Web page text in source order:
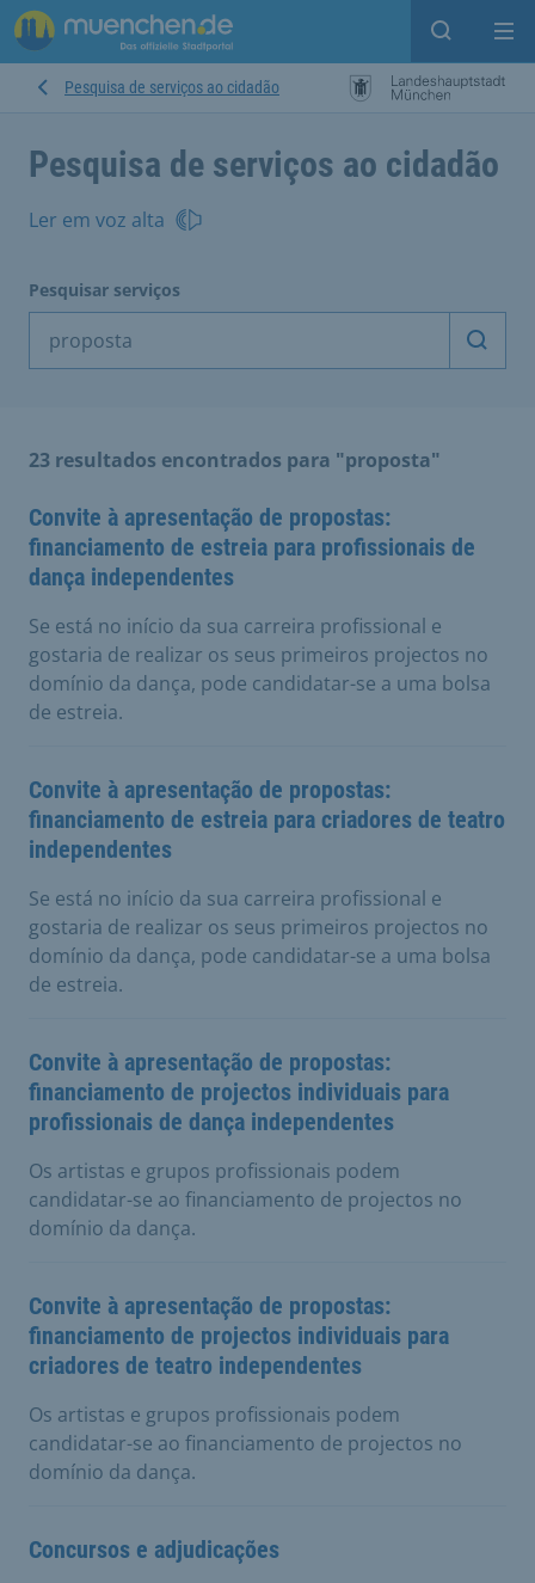
Open
Pesquisa de serviços ao cidadão
Pesquisa de serviços ao cidadão
Ler em voz alta
Pesquisar serviços
23 resultados encontrados para "proposta"
Convite à apresentação de propostas:
financiamento de estreia para profissionais de
dança independentes
Se está no início da sua carreira profissional e
gostaria de realizar os seus primeiros projectos no
domínio da dança, pode candidatar-se a uma bolsa
de estreia.
Convite à apresentação de propostas:
financiamento de estreia para criadores de teatro
independentes
Se está no início da sua carreira profissional e
gostaria de realizar os seus primeiros projectos no
domínio da dança, pode candidatar-se a uma bolsa
de estreia.
Convite à apresentação de propostas:
financiamento de projectos individuais para
profissionais de dança independentes
Os artistas e grupos profissionais podem
candidatar-se ao financiamento de projectos no
domínio da dança.
Convite à apresentação de propostas:
financiamento de projectos individuais para
criadores de teatro independentes
Os artistas e grupos profissionais podem
candidatar-se ao financiamento de projectos no
domínio da dança.
Concursos e adjudicações